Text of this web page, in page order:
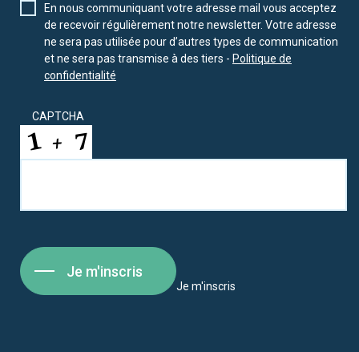
En nous communiquant votre adresse mail vous acceptez
de recevoir régulièrement notre newsletter. Votre adresse
ne sera pas utilisée pour d’autres types de communication
et ne sera pas transmise à des tiers - Politique de
confidentialité
CAPTCHA
Je m'inscris
Je m'inscris